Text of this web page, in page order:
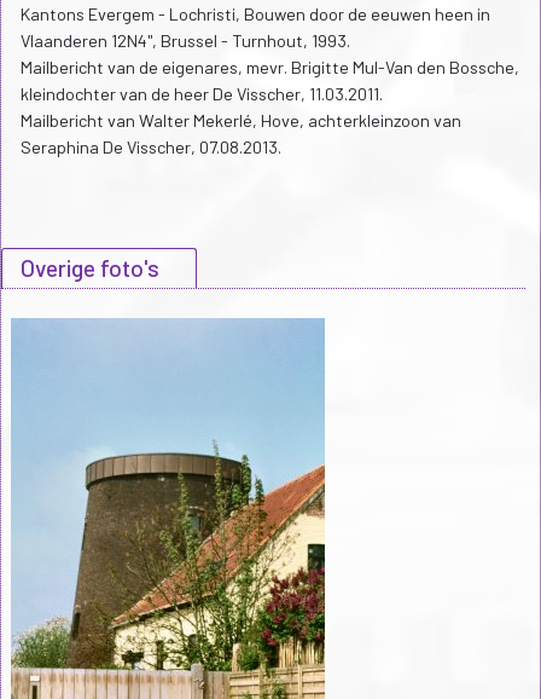
Kantons Evergem - Lochristi, Bouwen door de eeuwen heen in
Vlaanderen 12N4", Brussel - Turnhout, 1993.
Mailbericht van de eigenares, mevr. Brigitte Mul-Van den Bossche,
kleindochter van de heer De Visscher, 11.03.2011.
Mailbericht van Walter Mekerlé, Hove, achterkleinzoon van
Seraphina De Visscher, 07.08.2013.
Overige foto's